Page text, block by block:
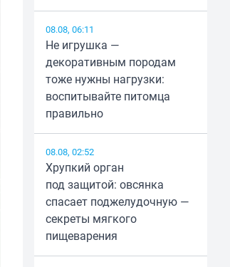
08.08, 06:11
Не игрушка —
декоративным породам
тоже нужны нагрузки:
воспитывайте питомца
правильно
08.08, 02:52
Хрупкий орган
под защитой: овсянка
спасает поджелудочную —
секреты мягкого
пищеварения